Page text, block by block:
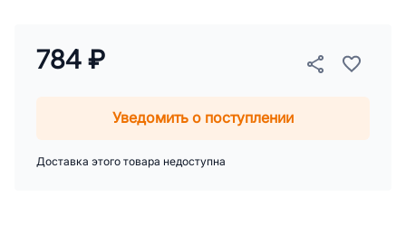
784 ₽
Уведомить о поступлении
Доставка этого товара недоступна